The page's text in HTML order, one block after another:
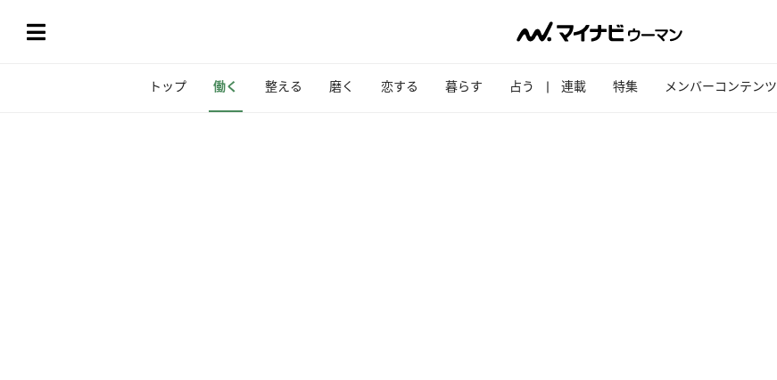
トップ 働く 整える 磨く 恋する 暮らす 占う 連載 特集 メンバーコンテンツ